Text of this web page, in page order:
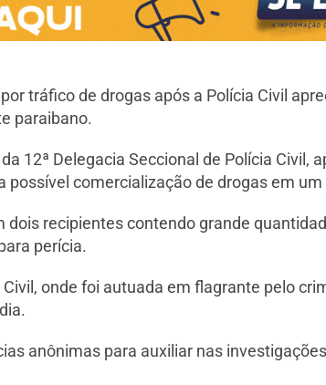
tráfico de drogas após a Polícia Civil
paraibano.
12ª Delegacia Seccional de Polícia
comercialização de drogas em
dois recipientes contendo grande
perícia.
onde foi autuada em flagrante pelo
anônimas para auxiliar nas